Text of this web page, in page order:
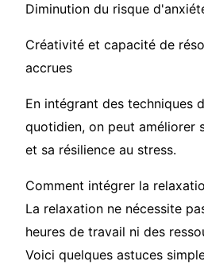
Diminution du risque
Créativité et capacité de
accrues
En intégrant des techniques
quotidien, on peut améliorer
et sa résilience au stress.
Comment intégrer la
La relaxation ne nécessite
heures de travail ni des
Voici quelques astuces